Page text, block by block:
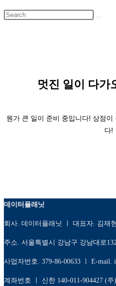
search
멋진 일이 다가
뭔가 큰 일이 준비 중입니다! 상점
다!
데이터플래닛
회사. 데이터플래닛 ㅣ 대표자. 김재
주소. 서울특별시 강남구 강남대로
사업자번호. 379-86-00633 ㅣ E-mail.
계좌번호 ㅣ 신한 140-011-904427 (